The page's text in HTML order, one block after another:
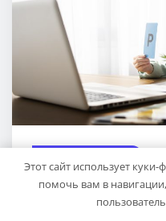
Английский
учить язык с
Этот сайт использует
помочь вам в